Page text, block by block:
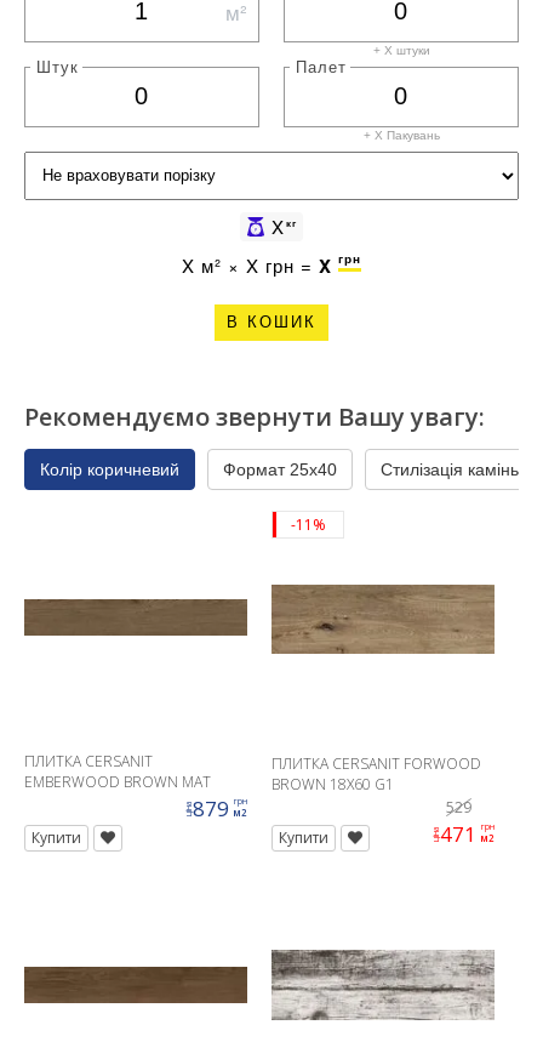
м²
+ X штуки
Штук Палет
+ X Пакувань
Xкг
X м² × X грн = X грн
В КОШИК
Рекомендуємо звернути Вашу увагу:
Колір коричневий Формат 25x40 Стилізація камінь
ПЛИТКА CERSANIT
EMBERWOOD BROWN MAT
ціна879 грн
м2
Купити
-11%
ПЛИТКА CERSANIT FORWOOD
BROWN 18X60 G1
529
Купити
ціна471 грн
м2